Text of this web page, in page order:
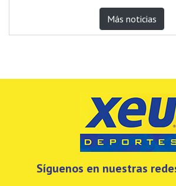
Más noticias
Síguenos en nuestras